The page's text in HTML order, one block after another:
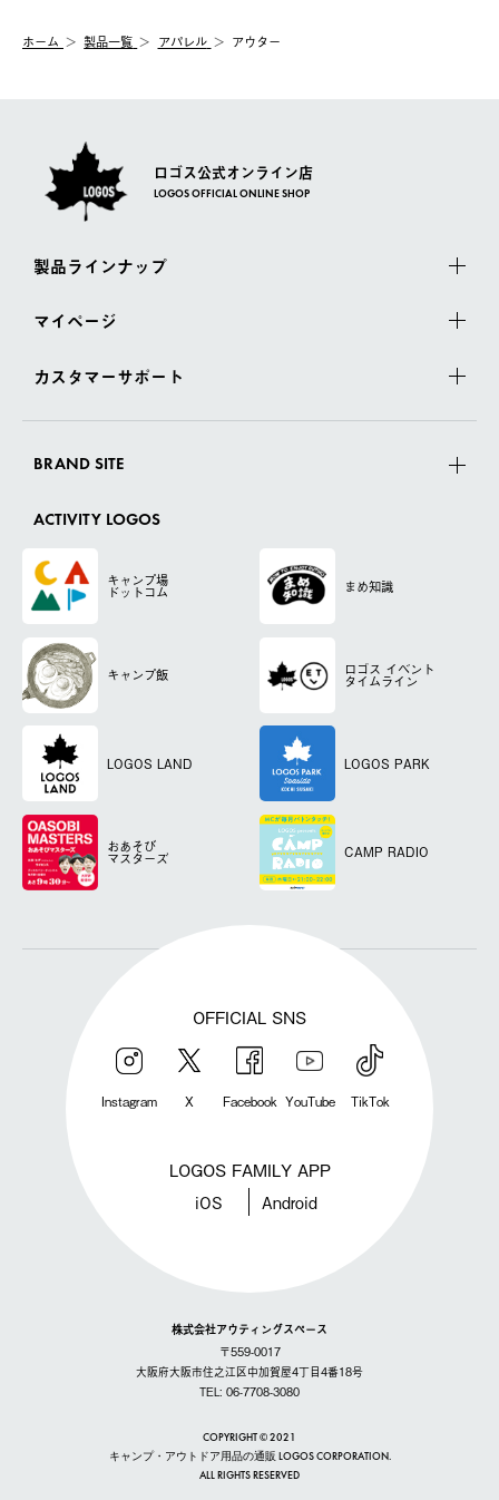
【配送業者】
佐川急便にて配送されます。
む）は受け付けておりません。
一度お手元の商品を返品いただき、ご希望商品を再注文してくだ
ホーム 製品一覧 アパレル アウター
ロゴス公式オンライン店
LOGOS OFFICIAL ONLINE SHOP
製品ラインナップ
マイページ
カスタマーサポート
BRAND SITE
ACTIVITY LOGOS
キャンプ場
ドットコム まめ知識
キャンプ飯 ロゴス イベント
タイムライン
LOGOS LAND LOGOS PARK
おあそび
マスターズ CAMP RADIO
OFFICIAL SNS
Instagram X Facebook YouTube TikTok
LOGOS FAMILY APP
iOS Android
株式会社アウティングスペース
〒559-0017
大阪府大阪市住之江区中加賀屋4丁目4番18号
TEL: 06-7708-3080
COPYRIGHT © 2021
キャンプ・アウトドア用品の通販 LOGOS CORPORATION.
ALL RIGHTS RESERVED